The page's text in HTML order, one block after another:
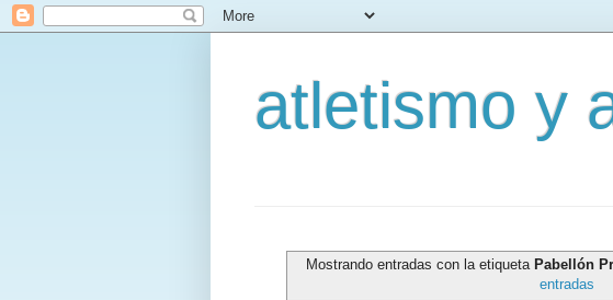
atletismo y
Mostrando entradas con la etiqueta Pabellón
entradas